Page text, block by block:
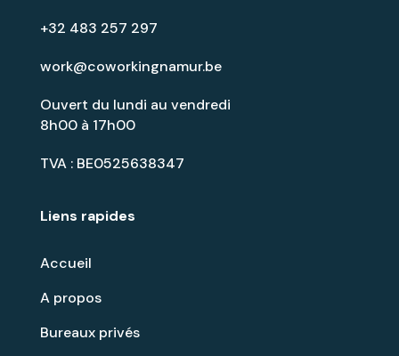
Liens rapides
Accueil
A propos
Bureaux privés
+32 483 257 297
work@coworkingnamur.be
Ouvert du lundi au vendredi
8h00 à 17h00
TVA : BE0525638347